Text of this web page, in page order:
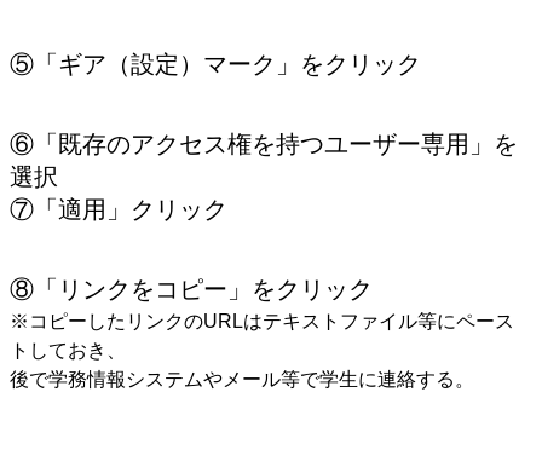
⑤「ギア（設定）マーク」をクリック
⑥「既存のアクセス権を持つユーザー専用」を
選択
⑦「適用」クリック
⑧「リンクをコピー」をクリック
※コピーしたリンクのURLはテキストファイル等にペース
トしておき、
後で学務情報システムやメール等で学生に連絡する。